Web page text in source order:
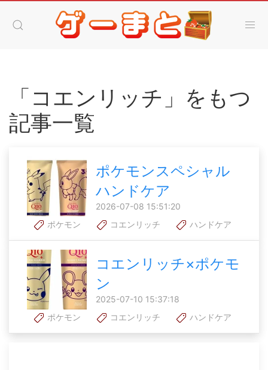
「コエンリッチ」をもつ
記事一覧
ポケモンスペシャル
ハンドケア
2026-07-08 15:51:20
ポケモン
コエンリッチ ハンドケア
コエンリッチ×ポケモ
ン
2025-07-10 15:37:18
ポケモン
コエンリッチ ハンドケア